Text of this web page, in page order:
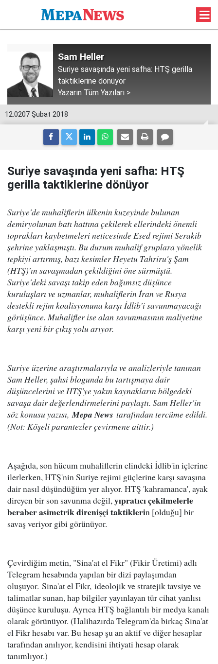
Sam Heller
Suriye savaşında yeni safha: HTŞ gerilla
taktiklerine dönüyor
Yazarın Tüm Yazıları >
12:0207 Şubat 2018
Suriye savaşında yeni safha: HTŞ
gerilla taktiklerine dönüyor
Suriye'de muhaliflerin ülkenin kuzeyinde bulunan
demiryolunun batı hattına çekilerek ellerindeki önemli
toprakları kaybetmeleri neticesinde Esed rejimi Serakib
şehrine yaklaşmıştı. Bu durum muhalif gruplara yönelik
tepkiyi artırmış, bazı kesimler Heyetu Tahriru'ş Şam
(HTŞ)'ın savaşmadan çekildiğini öne sürmüştü.
Suriye'deki savaşı takip eden bağımsız düşünce
kuruluşları ve uzmanlar, muhaliflerin İran ve Rusya
destekli rejim koalisyonuna karşı İdlib'i savunmayacağı
görüşünce. Muhalifler ise alan savunmasının maliyetine
karşı yeni bir çıkış yolu arıyor.
Suriye üzerine araştırmalarıyla ve analizleriyle tanınan
Sam Heller, şahsi blogunda bu tartışmaya dair
düşüncelerini ve HTŞ'ye yakın kaynakların bölgedeki
savaşa dair değerlendirmelerini paylaştı. Sam Heller'in
söz konusu yazısı,Mepa News tarafından tercüme edildi.
(Not: Köşeli parantezler çevirmene aittir.)
Aşağıda, son hücum muhaliflerin elindeki İdlib'in içlerine
ilerlerken, HTŞ'nin Suriye rejimi güçlerine karşı savaşına
dair nasıl düşündüğüm yer alıyor. HTŞ 'kahramanca', ayak
direyen bir son savunma değil,yıpratıcı çekilmelerle
beraber asimetrik direnişçi taktiklerin [olduğu] bir
savaş veriyor gibi görünüyor.
Çevirdiğim metin, "Sina'at el Fikr" (Fikir Üretimi) adlı
Telegram hesabında yapılan bir dizi paylaşımdan
oluşuyor. Sina'at el Fikr, ideolojik ve stratejik tavsiye ve
talimatlar sunan, hap bilgiler yayınlayan tür cihat yanlısı
düşünce kuruluşu. Ayrıca HTŞ bağlantılı bir medya kanalı
olarak görünüyor. (Halihazırda Telegram'da birkaç Sina'at
el Fikr hesabı var. Bu hesap şu an aktif ve diğer hesaplar
tarafından anılıyor, kendisini ihtiyati hesap olarak
tanımlıyor.)